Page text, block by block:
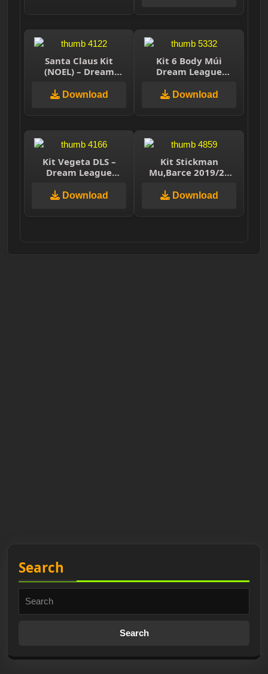
Santa Claus Kit
(NOEL) – Dream
Download
Kit 6 Body Múi
Dream League
packs
Download
Kit Vegeta DLS –
Dream League
Download
Kit Stickman
Mu,Barce 2019/20
Download
Search